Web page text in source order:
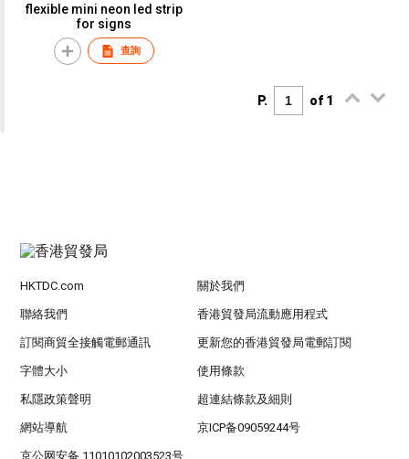
flexible mini neon led strip
for signs
查詢
P. of 1
HKTDC.com 關於我們
聯絡我們 香港貿發局流動應用程式
訂閱商貿全接觸電郵通訊 更新您的香港貿發局電郵訂閱
字體大小 使用條款
私隱政策聲明 超連結條款及細則
網站導航 京ICP备09059244号
京公网安备 11010102003523号